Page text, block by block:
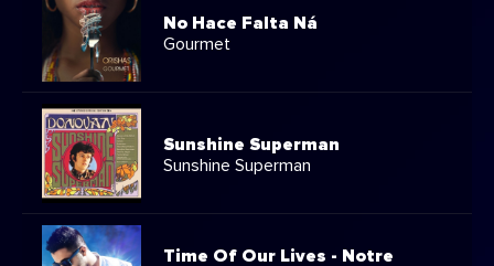
No Hace Falta Ná
Gourmet
Sunshine Superman
Sunshine Superman
Time Of Our Lives - Notre